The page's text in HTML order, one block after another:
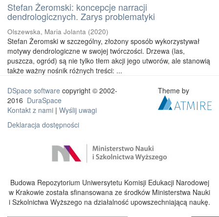
Stefan Żeromski: koncepcje narracji
dendrologicznych. Zarys problematyki
Olszewska, Maria Jolanta (2020)
Stefan Żeromski w szczególny, złożony sposób wykorzystywał
motywy dendrologiczne w swojej twórczości. Drzewa (las,
puszcza, ogród) są nie tylko tłem akcji jego utworów, ale stanowią
także ważny nośnik różnych treści: ...
DSpace software copyright © 2002-
2016 DuraSpace
Kontakt z nami | Wyślij uwagi
Deklaracja dostępności
Theme by
Budowa Repozytorium Uniwersytetu Komisji Edukacji Narodowej
w Krakowie została sfinansowana ze środków Ministerstwa Nauki
i Szkolnictwa Wyższego na działalność upowszechniającą naukę.